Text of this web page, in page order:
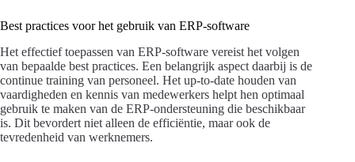
Best practices voor het gebruik van ERP-software
Het effectief toepassen van ERP-software vereist het volgen
van bepaalde best practices. Een belangrijk aspect daarbij is de
continue training van personeel. Het up-to-date houden van
vaardigheden en kennis van medewerkers helpt hen optimaal
gebruik te maken van de ERP-ondersteuning die beschikbaar
is. Dit bevordert niet alleen de efficiëntie, maar ook de
tevredenheid van werknemers.